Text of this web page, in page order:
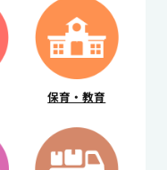
保育・教育